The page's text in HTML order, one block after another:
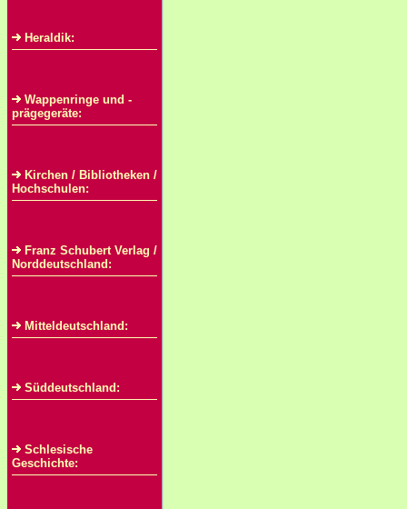
Heraldik:
Wappenringe und -
prägegeräte:
Kirchen / Bibliotheken /
Hochschulen:
Franz Schubert Verlag /
Norddeutschland:
Mitteldeutschland:
Süddeutschland:
Schlesische
Geschichte: